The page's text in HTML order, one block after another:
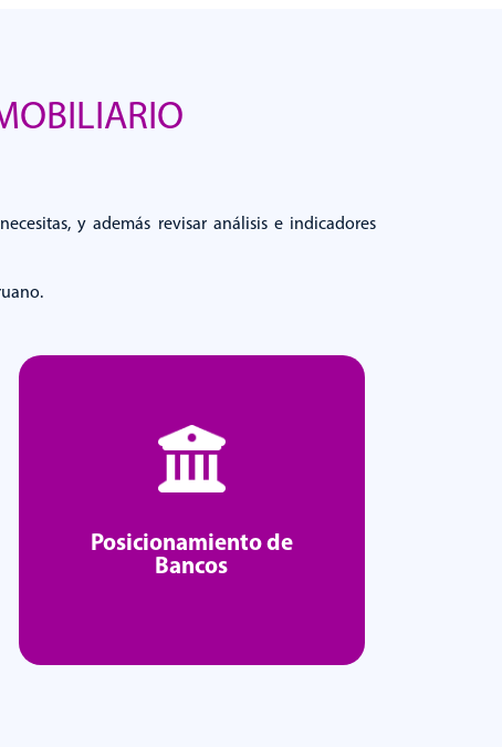
y además revisar análisis e indicadores
Posicionamiento de
Bancos